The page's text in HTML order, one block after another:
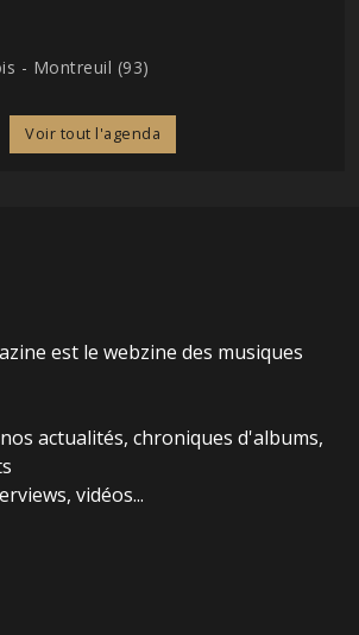
- Montreuil (93)
Voir tout l'agenda
est le webzine des musiques
actualités, chroniques d'albums,
vidéos...